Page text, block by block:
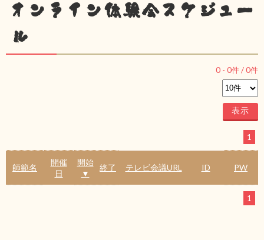
オンライン体験会スケジュー
ル
0 - 0件 /0件
1
師範名
開催
日
開始
▼
終了 テレビ会議URL ID PW
1